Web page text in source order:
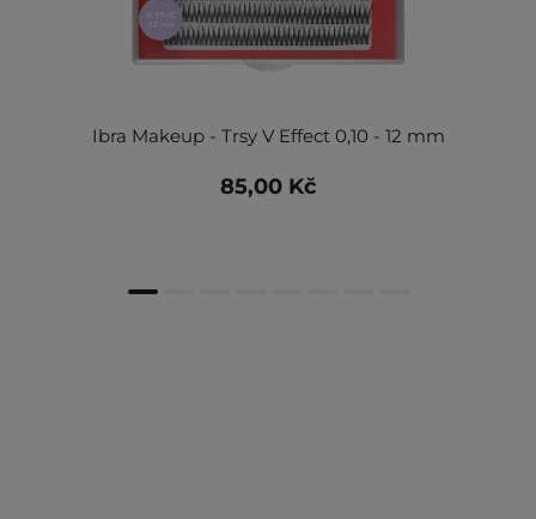
Ibra Makeup - Trsy V Effect 0,10 - 12 mm
85,00 Kč